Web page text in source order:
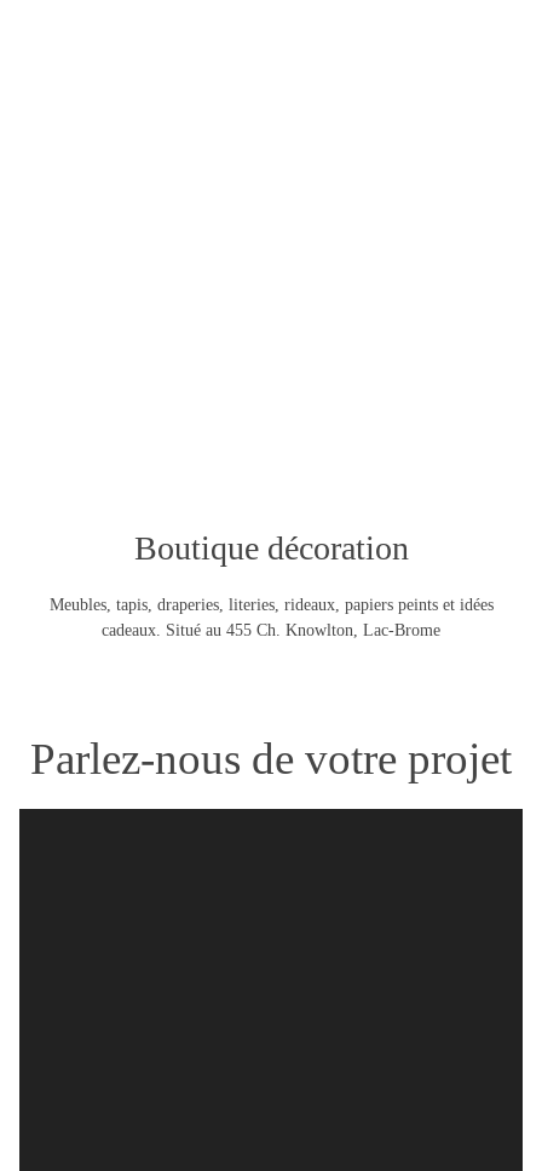
Boutique décoration
Meubles, tapis, draperies, literies, rideaux, papiers peints et idées
cadeaux. Situé au 455 Ch. Knowlton, Lac-Brome
Parlez-nous de votre projet